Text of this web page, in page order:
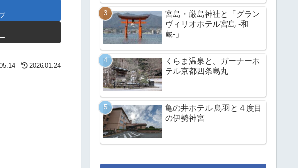
2026.01.24
宮島・厳島神社と「グラン
ヴィリオホテル宮島 -和
蔵-」
くらま温泉と、ガーナーホ
テル京都四条烏丸
亀の井ホテル 鳥羽と４度目
の伊勢神宮